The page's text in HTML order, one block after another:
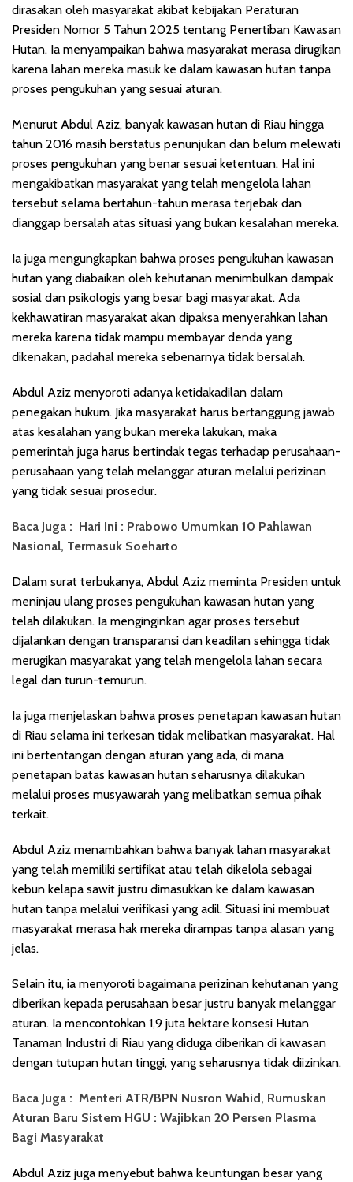
dirasakan oleh masyarakat akibat kebijakan Peraturan
Presiden Nomor 5 Tahun 2025 tentang Penertiban Kawasan
Hutan. Ia menyampaikan bahwa masyarakat merasa dirugikan
karena lahan mereka masuk ke dalam kawasan hutan tanpa
proses pengukuhan yang sesuai aturan.
Menurut Abdul Aziz, banyak kawasan hutan di Riau hingga
tahun 2016 masih berstatus penunjukan dan belum melewati
proses pengukuhan yang benar sesuai ketentuan. Hal ini
mengakibatkan masyarakat yang telah mengelola lahan
tersebut selama bertahun-tahun merasa terjebak dan
dianggap bersalah atas situasi yang bukan kesalahan mereka.
Ia juga mengungkapkan bahwa proses pengukuhan kawasan
hutan yang diabaikan oleh kehutanan menimbulkan dampak
sosial dan psikologis yang besar bagi masyarakat. Ada
kekhawatiran masyarakat akan dipaksa menyerahkan lahan
mereka karena tidak mampu membayar denda yang
dikenakan, padahal mereka sebenarnya tidak bersalah.
Abdul Aziz menyoroti adanya ketidakadilan dalam
penegakan hukum. Jika masyarakat harus bertanggung jawab
atas kesalahan yang bukan mereka lakukan, maka
pemerintah juga harus bertindak tegas terhadap perusahaan-
perusahaan yang telah melanggar aturan melalui perizinan
yang tidak sesuai prosedur.
Baca Juga : Hari Ini : Prabowo Umumkan 10 Pahlawan
Nasional, Termasuk Soeharto
Dalam surat terbukanya, Abdul Aziz meminta Presiden untuk
meninjau ulang proses pengukuhan kawasan hutan yang
telah dilakukan. Ia menginginkan agar proses tersebut
dijalankan dengan transparansi dan keadilan sehingga tidak
merugikan masyarakat yang telah mengelola lahan secara
legal dan turun-temurun.
Ia juga menjelaskan bahwa proses penetapan kawasan hutan
di Riau selama ini terkesan tidak melibatkan masyarakat. Hal
ini bertentangan dengan aturan yang ada, di mana
penetapan batas kawasan hutan seharusnya dilakukan
melalui proses musyawarah yang melibatkan semua pihak
terkait.
Abdul Aziz menambahkan bahwa banyak lahan masyarakat
yang telah memiliki sertifikat atau telah dikelola sebagai
kebun kelapa sawit justru dimasukkan ke dalam kawasan
hutan tanpa melalui verifikasi yang adil. Situasi ini membuat
masyarakat merasa hak mereka dirampas tanpa alasan yang
jelas.
Selain itu, ia menyoroti bagaimana perizinan kehutanan yang
diberikan kepada perusahaan besar justru banyak melanggar
aturan. Ia mencontohkan 1,9 juta hektare konsesi Hutan
Tanaman Industri di Riau yang diduga diberikan di kawasan
dengan tutupan hutan tinggi, yang seharusnya tidak diizinkan.
Baca Juga : Menteri ATR/BPN Nusron Wahid, Rumuskan
Aturan Baru Sistem HGU : Wajibkan 20 Persen Plasma
Bagi Masyarakat
Abdul Aziz juga menyebut bahwa keuntungan besar yang